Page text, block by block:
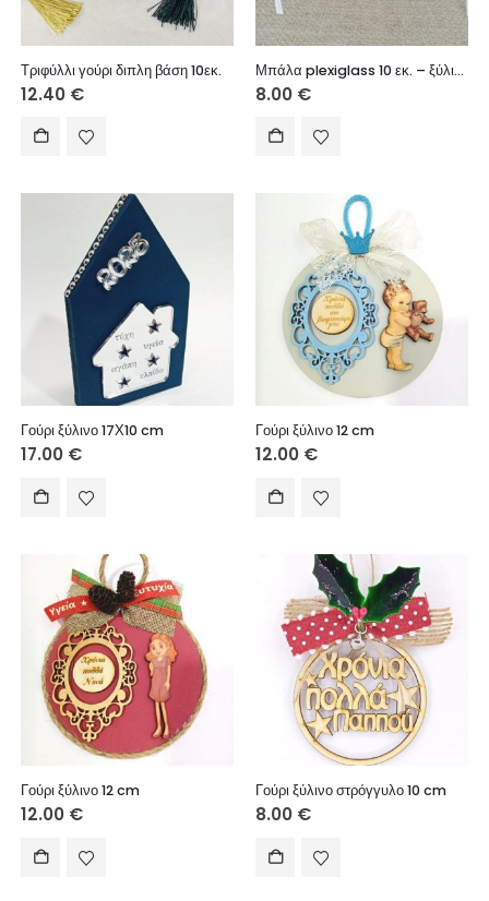
Τριφύλλι γούρι διπλη βάση 10εκ.
12.40 €
Μπάλα plexiglass 10 εκ. – ξύλινο στοιχείο Καλή Χρονιά (Νονέ & Νονά)
8.00 €
Γούρι ξύλινο 17Χ10 cm
17.00 €
Γούρι ξύλινο 12 cm
12.00 €
Γούρι ξύλινο 12 cm
12.00 €
Γούρι ξύλινο στρόγγυλο 10 cm
8.00 €